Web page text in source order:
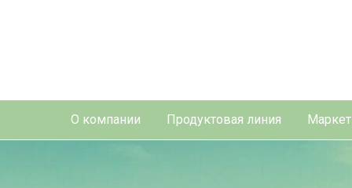
О компании Продуктовая линия